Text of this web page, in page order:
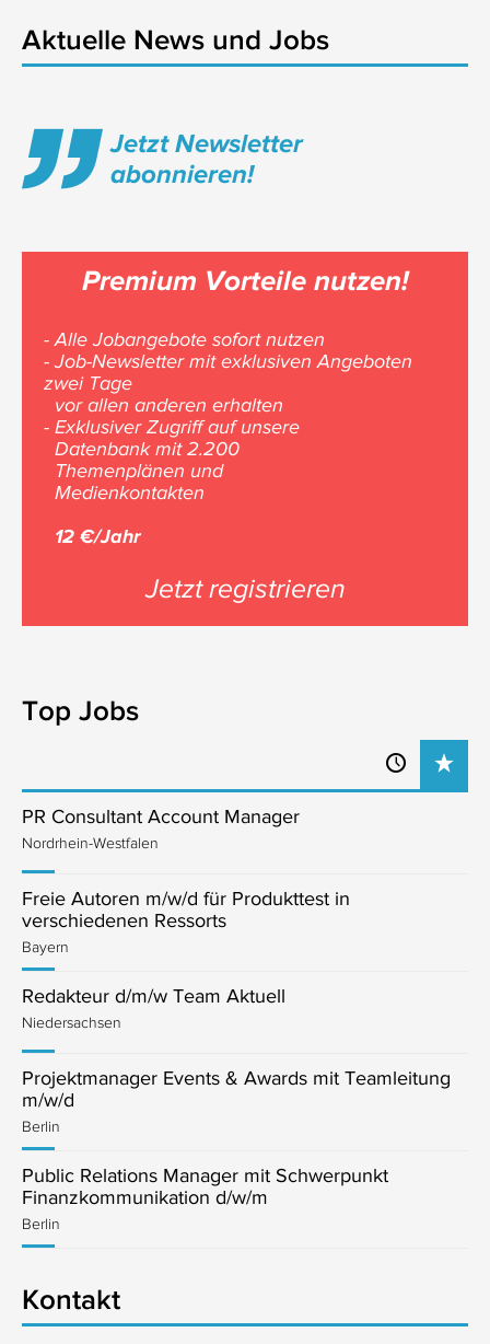
Aktuelle News und Jobs
Jetzt Newsletter
abonnieren!
Premium Vorteile nutzen!
- Alle Jobangebote sofort nutzen
- Job-Newsletter mit exklusiven Angeboten
zwei Tage
vor allen anderen erhalten
- Exklusiver Zugriff auf unsere
Datenbank mit 2.200
Themenplänen und
Medienkontakten
12 €/Jahr
Jetzt registrieren
Top Jobs
PR Consultant Account Manager
Nordrhein-Westfalen
Freie Autoren m/w/d für Produkttest in
verschiedenen Ressorts
Bayern
Redakteur d/m/w Team Aktuell
Niedersachsen
Projektmanager Events & Awards mit Teamleitung
m/w/d
Berlin
Public Relations Manager mit Schwerpunkt
Finanzkommunikation d/w/m
Berlin
Kontakt